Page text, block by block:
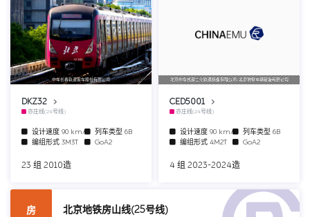
中车长春轨道客车股份有限公司
DKZ32
亦庄线(24号线)
设计速度 90 km/h 列车类型 6B
编组形式 3M3T GoA2
23 组 2010造
北京中车长客二七轨道装备有限公司/北京地铁车辆装备有限公司
CED5001
亦庄线(24号线)
设计速度 90 km/h 列车类型 6B
编组形式 4M2T GoA2
4 组 2023-2024造
房 北京地铁房山线(25号线)